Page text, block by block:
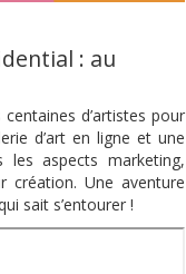
: au
d’artistes pour
d’art en ligne et une
les aspects marketing,
création. Une aventure
sait s’entourer !